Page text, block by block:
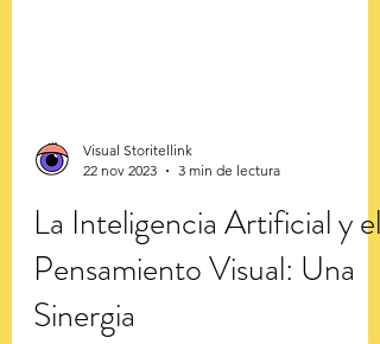
22 nov 2023
3 min de lectura
La Inteligencia Artificial y el
Pensamiento Visual: Una